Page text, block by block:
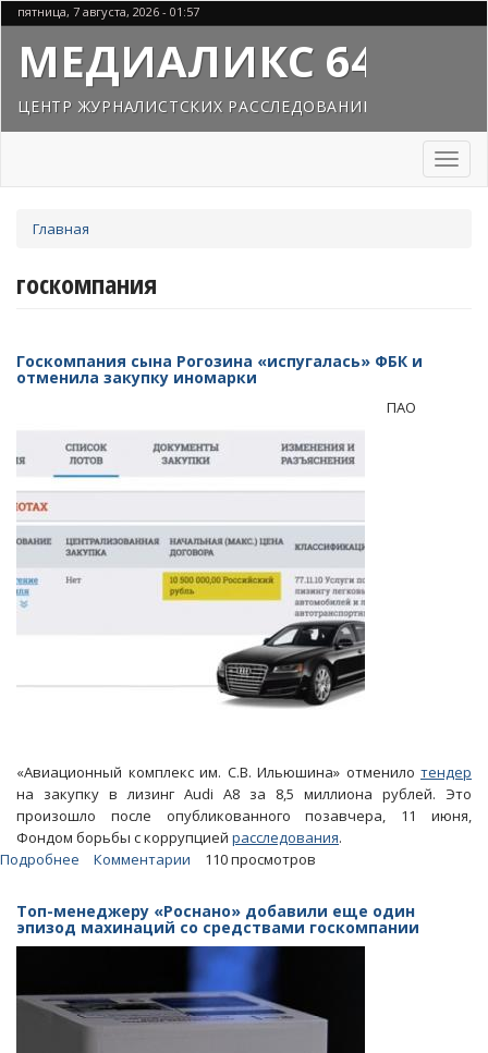
Перейти
к
основному
содержанию
пятница, 7 августа, 2026 - 01:57
МЕДИАЛИКС 64
ЦЕНТР ЖУРНАЛИСТСКИХ РАССЛЕДОВАНИЙ
Toggle
здесь
Главная
госкомпания
Госкомпания сына Рогозина «испугалась» ФБК и
отменила закупку иномарки
ПАО
«Авиационный комплекс им. С.В. Ильюшина» отменило тендер
на закупку в лизинг Audi А8 за 8,5 миллиона рублей. Это
произошло после опубликованного позавчера, 11 июня,
Фондом борьбы с коррупцией расследования.
Подробнее
Рогозина
«испугалась»
и
отменила
Комментарии 110 просмотров
Топ-менеджеру «Роснано» добавили еще один
эпизод махинаций со средствами госкомпании